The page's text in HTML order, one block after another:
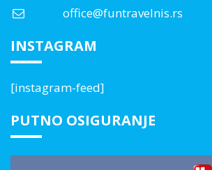
office@funtravelnis.rs
INSTAGRAM
[instagram-feed]
PUTNO OSIGURANJE